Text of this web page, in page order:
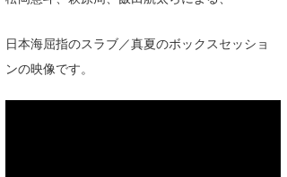
日本海屈指のスラブ／真夏のボックスセッショ
ンの映像です。
大阪
四国
サーファーズ